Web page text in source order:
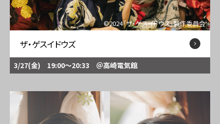
©2024「ザ・ゲスイドウズ」製作委員会
ザ・ゲスイドウズ
3/27(金) 19:00～20:33 ＠高崎電気館